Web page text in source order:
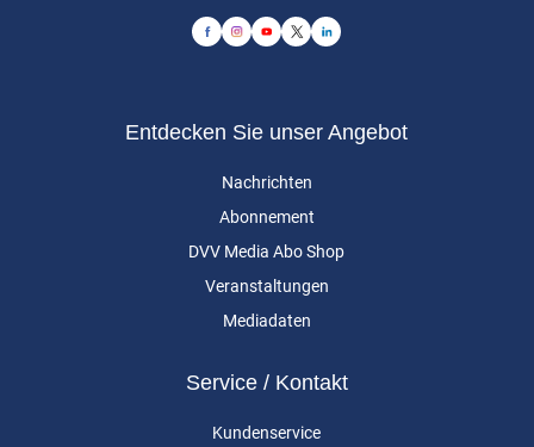
Entdecken Sie unser Angebot
Nachrichten
Abonnement
DVV Media Abo Shop
Veranstaltungen
Mediadaten
Service / Kontakt
Kundenservice